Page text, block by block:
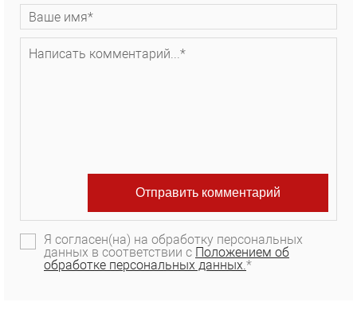
Я согласен(на) на обработку персональных
данных в соответствии с Положением об
обработке персональных данных.*